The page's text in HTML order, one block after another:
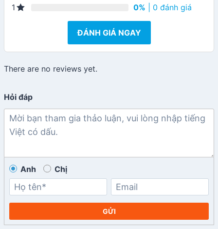
1
0% | 0 đánh giá
ĐÁNH GIÁ NGAY
There are no reviews yet.
Hỏi đáp
Anh Chị
GỬI